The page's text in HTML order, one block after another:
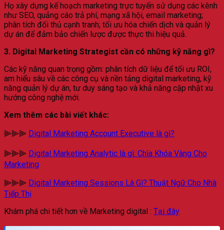
Họ xây dựng kế hoạch marketing trực tuyến sử dụng các kênh
như SEO, quảng cáo trả phí, mạng xã hội, email marketing;
phân tích đối thủ cạnh tranh; tối ưu hóa chiến dịch và quản lý
dự án để đảm bảo chiến lược được thực thi hiệu quả.
3. Digital Marketing Strategist cần có những kỹ năng gì?
Các kỹ năng quan trọng gồm: phân tích dữ liệu để tối ưu ROI,
am hiểu sâu về các công cụ và nền tảng digital marketing, kỹ
năng quản lý dự án, tư duy sáng tạo và khả năng cập nhật xu
hướng công nghệ mới.
Xem thêm các bài viết khác:
⫸⫸⫸ Digital Marketing Account Executive là gì?
⫸⫸⫸ Digital Marketing Analytic là gì: Chìa Khóa Vàng Cho
Marketing
⫸⫸⫸ Digital Marketing Sessions Là Gì? Thuật Ngữ Cho Nhà
Tiếp Thị
Khám phá chi tiết hơn về Marketing digital : Tại đây